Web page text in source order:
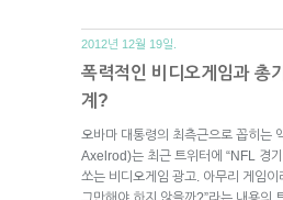
2012년 12월 19일.
폭력적인 비디오게임과 총
계?
오바마 대통령의 최측근으로 꼽히는
Axelrod)는 최근 트위터에 “NFL 경
쏘는 비디오게임 광고. 아무리 게임이